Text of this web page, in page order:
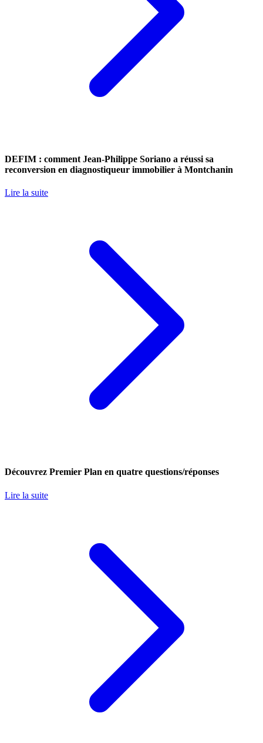
DEFIM : comment Jean-Philippe Soriano a réussi sa
reconversion en diagnostiqueur immobilier à Montchanin
Lire la suite
Découvrez Premier Plan en quatre questions/réponses
Lire la suite